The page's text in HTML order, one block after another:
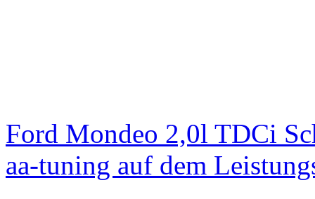
Ford Mondeo 2,0l TDCi
aa-tuning auf dem